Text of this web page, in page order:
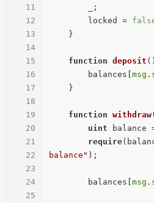
11
12
13
14
15
16
17
18
19
20
21
22
23
24
25
        locked =
function deposit (
        balances[
msg .
function withdraw(
uint balance
require
balance" );
        balances[
msg .